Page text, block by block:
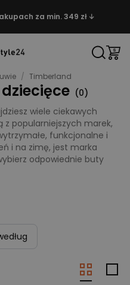
za min. 349 zł ↓
/ Timberland
(0)
wiele ciekawych
z popularniejszych marek,
funkcjonalne i
i na zimę, jest marka
odpowiednie buty